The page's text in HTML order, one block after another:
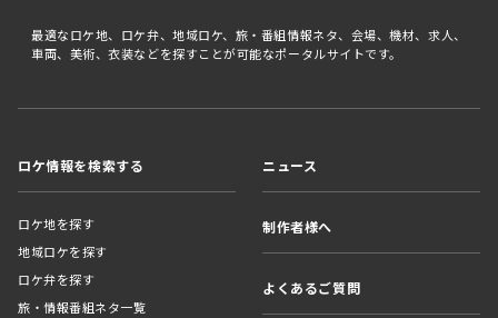
最適なロケ地、ロケ弁、地域ロケ、旅・番組情報ネタ、会場、機材、求人、
車両、美術、衣装などを探すことが可能なポータルサイトです。
ロケ情報を検索する
ロケ地を探す
地域ロケを探す
ロケ弁を探す
旅・情報番組ネタ一覧
ニュース
制作者様へ
よくあるご質問